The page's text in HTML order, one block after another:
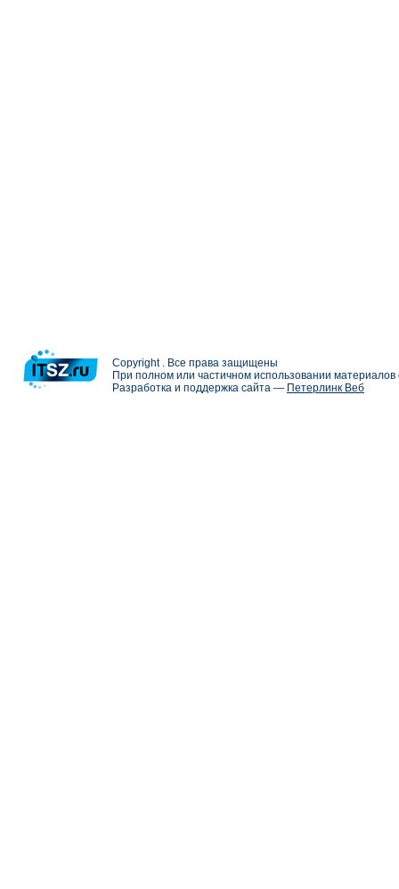
Copyright . Все права защищены
При полном или частичном использовании
Разработка и поддержка сайта — Петерлинк Веб